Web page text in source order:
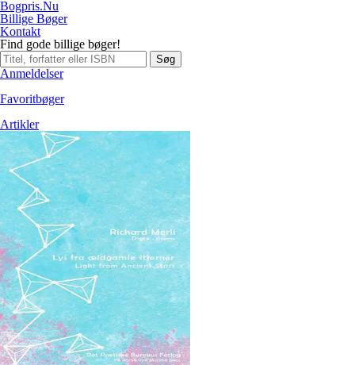
Bogpris.Nu
Billige Bøger
Kontakt
Find gode billige bøger!
Søg
Anmeldelser
Favoritbøger
Artikler